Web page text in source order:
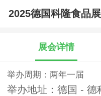
2025德国科隆食品
展会详情
举办周期：两年一届
举办地址：德国 - 德